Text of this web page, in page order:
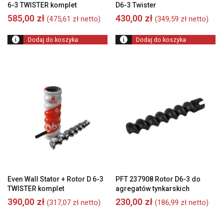
6-3 TWISTER komplet
585,00 zł (475,61 zł netto)
Dodaj do koszyka
D6-3 Twister
430,00 zł (349,59 zł netto)
Dodaj do koszyka
Even Wall Stator + Rotor D 6-3
TWISTER komplet
390,00 zł (317,07 zł netto)
PFT 237908 Rotor D6-3 do
agregatów tynkarskich
230,00 zł (186,99 zł netto)